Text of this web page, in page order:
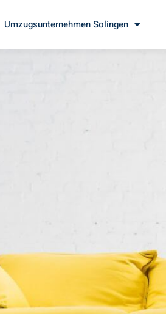
Umzugsunternehmen Solingen